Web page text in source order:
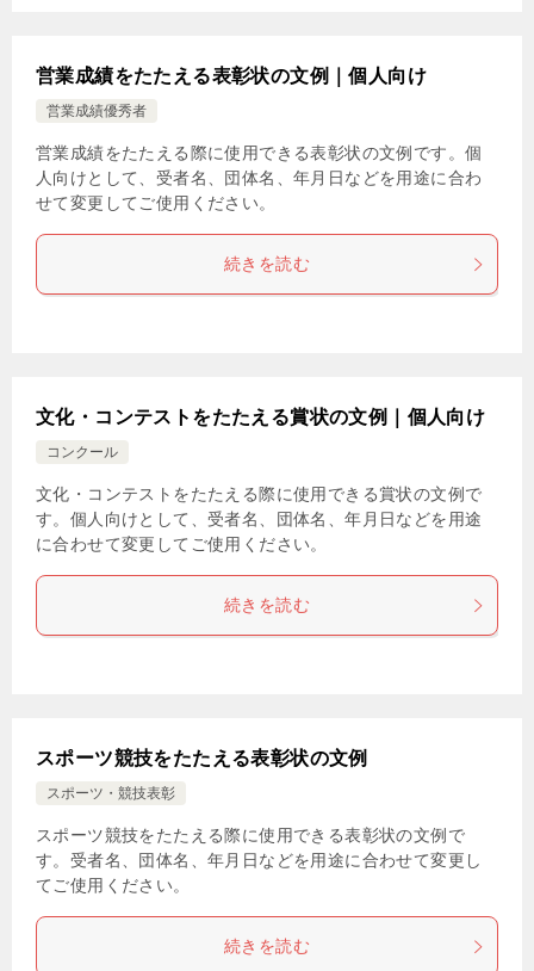
営業成績をたたえる表彰状の文例｜個人向け
営業成績優秀者
営業成績をたたえる際に使用できる表彰状の文例です。個
人向けとして、受者名、団体名、年月日などを用途に合わ
せて変更してご使用ください。
続きを読む
文化・コンテストをたたえる賞状の文例｜個人向け
コンクール
文化・コンテストをたたえる際に使用できる賞状の文例で
す。個人向けとして、受者名、団体名、年月日などを用途
に合わせて変更してご使用ください。
続きを読む
スポーツ競技をたたえる表彰状の文例
スポーツ・競技表彰
スポーツ競技をたたえる際に使用できる表彰状の文例で
す。受者名、団体名、年月日などを用途に合わせて変更し
てご使用ください。
続きを読む